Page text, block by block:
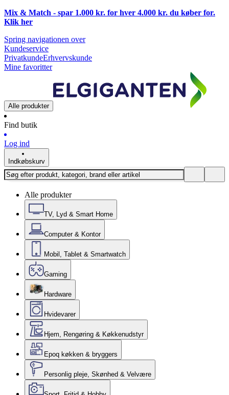
Mix & Match - spar 1.000 kr. for hver 4.000 kr. du køber for.
Klik her
Spring navigationen over
Kundeservice
PrivatkundeErhvervskunde
Mine favoritter
Alle produkter
Find butik
Log ind
Indkøbskurv
Alle produkter
TV, Lyd & Smart Home
Computer & Kontor
Mobil, Tablet & Smartwatch
Gaming
Hardware
Hvidevarer
Hjem, Rengøring & Køkkenudstyr
Epoq køkken & bryggers
Personlig pleje, Skønhed & Velvære